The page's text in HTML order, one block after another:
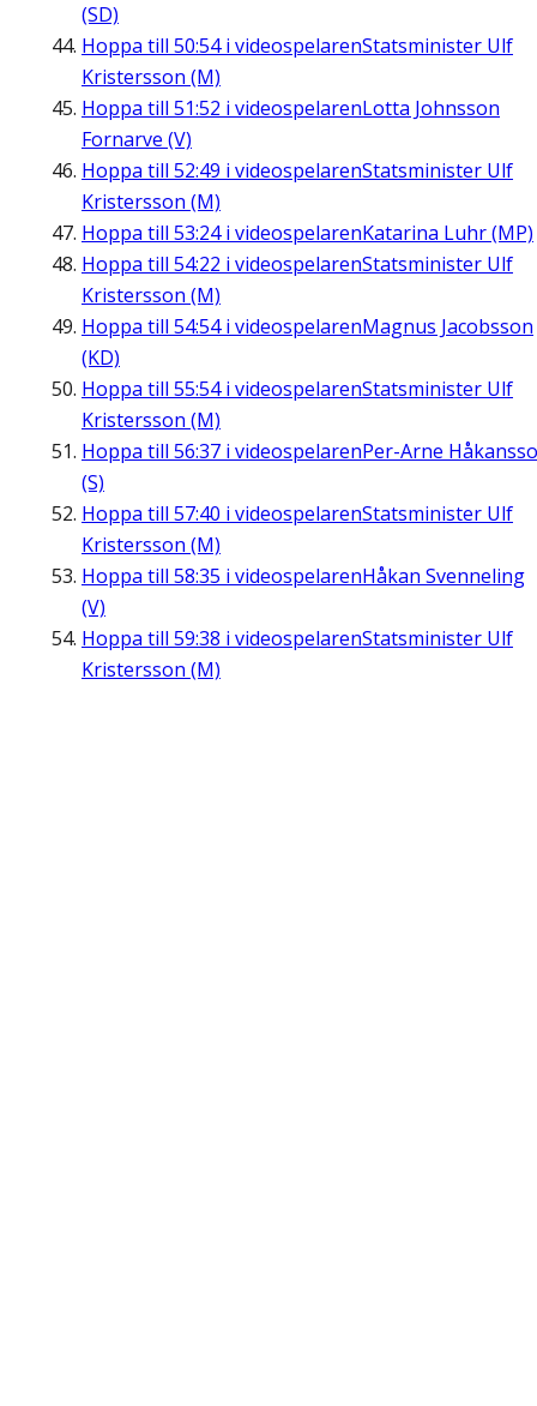
(SD)
Hoppa till 50:54i videospelarenStatsminister Ulf
Kristersson (M)
Hoppa till 51:52 i videospelarenLotta Johnsson
Fornarve (V)
Hoppa till 52:49 i videospelarenStatsminister Ulf
Kristersson (M)
Hoppa till 53:24i videospelarenKatarina Luhr (MP)
Hoppa till 54:22 i videospelarenStatsminister Ulf
Kristersson (M)
Hoppa till 54:54i videospelarenMagnus Jacobsson
(KD)
Hoppa till 55:54i videospelarenStatsminister Ulf
Kristersson (M)
Hoppa till 56:37 i videospelarenPer-Arne
(S)
Hoppa till 57:40 i videospelarenStatsminister Ulf
Kristersson (M)
Hoppa till 58:35 i videospelarenHåkan Svenneling
(V)
Hoppa till 59:38 i videospelarenStatsminister Ulf
Kristersson (M)